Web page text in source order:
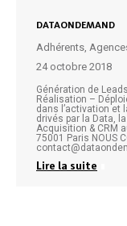
DATAONDEMAND
Adhérents,
24 octobre 2018
Génération de
Réalisation –
dans l’activation et
drivés par la Data,
Acquisition & CRM
75001 Paris NOUS
Lire la suite